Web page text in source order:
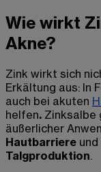
Wie wirkt
Akne?
Zink wirkt sich
Erkältung aus: In
auch bei akuten
helfen. Zinksalbe
äußerlicher
Hautbarriere und
Talgproduktion.